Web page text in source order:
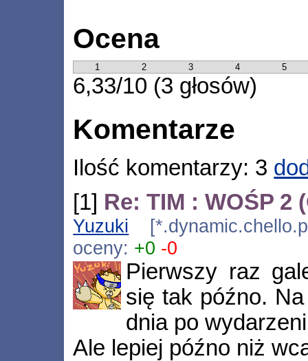
Ocena
1 2 3 4 5
6,33/10 (3 głosów)
Komentarze
Ilość komentarzy: 3
[1] Re: TIM : WOŚP 2
Yuzuki
oceny: +0 -0
Pierwszy raz
się tak późno.
dnia po
Ale lepiej późno niż